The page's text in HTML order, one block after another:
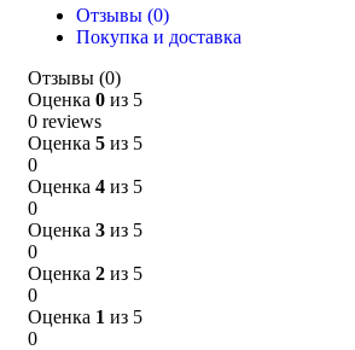
Отзывы (0)
Покупка и доставка
Отзывы (0)
Оценка 0 из 5
0 reviews
Оценка 5 из 5
0
Оценка 4 из 5
0
Оценка 3 из 5
0
Оценка 2 из 5
0
Оценка 1 из 5
0